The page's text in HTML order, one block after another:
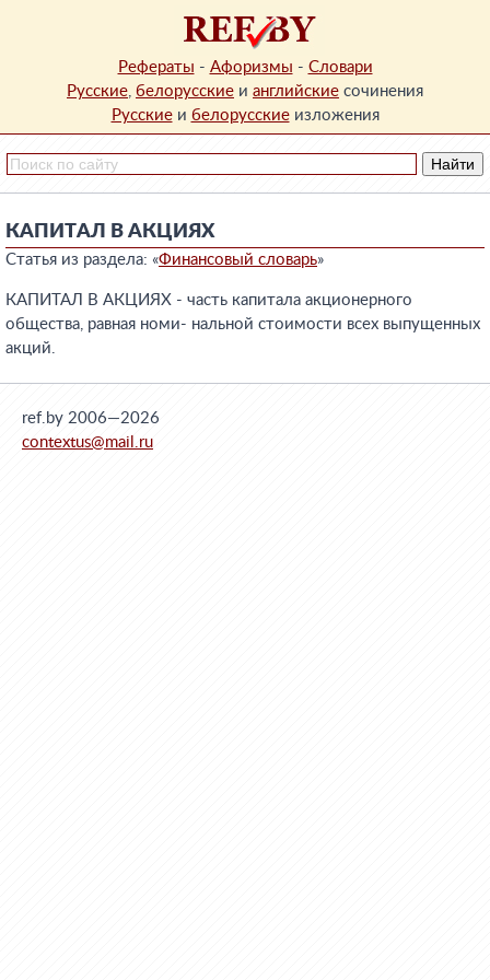
Рефераты - Афоризмы - Словари
Русские, белорусские и английские сочинения
Русскиеи белорусскиеизложения
КАПИТАЛ В АКЦИЯХ
Статья из раздела: «Финансовый словарь»
КАПИТАЛ В АКЦИЯХ - часть капитала акционерного
общества, равная номи- нальной стоимости всех выпущенных
акций.
ref.by 2006—2026
contextus@mail.ru